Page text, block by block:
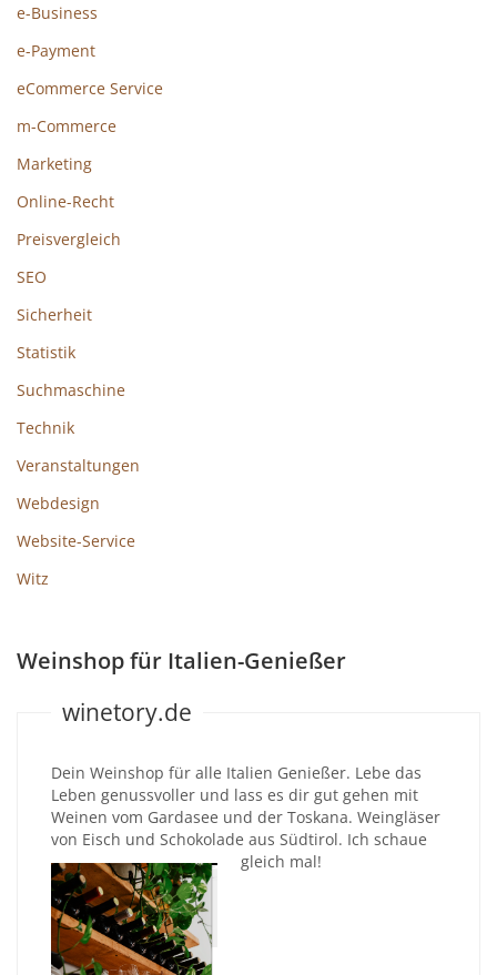
e-Business
e-Payment
eCommerce Service
m-Commerce
Marketing
Online-Recht
Preisvergleich
SEO
Sicherheit
Statistik
Suchmaschine
Technik
Veranstaltungen
Webdesign
Website-Service
Witz
Weinshop für Italien-Genießer
winetory.de
Dein Weinshop für alle Italien Genießer. Lebe das
Leben genussvoller und lass es dir gut gehen mit
Weinen vom Gardasee und der Toskana. Weingläser
von Eisch und Schokolade aus Südtirol. Ich schaue
gleich mal!